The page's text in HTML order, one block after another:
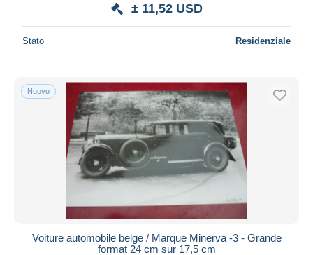
± 11,52 USD
Stato Residenziale
Nuovo
Voiture automobile belge / Marque Minerva -3 - Grande
format 24 cm sur 17,5 cm